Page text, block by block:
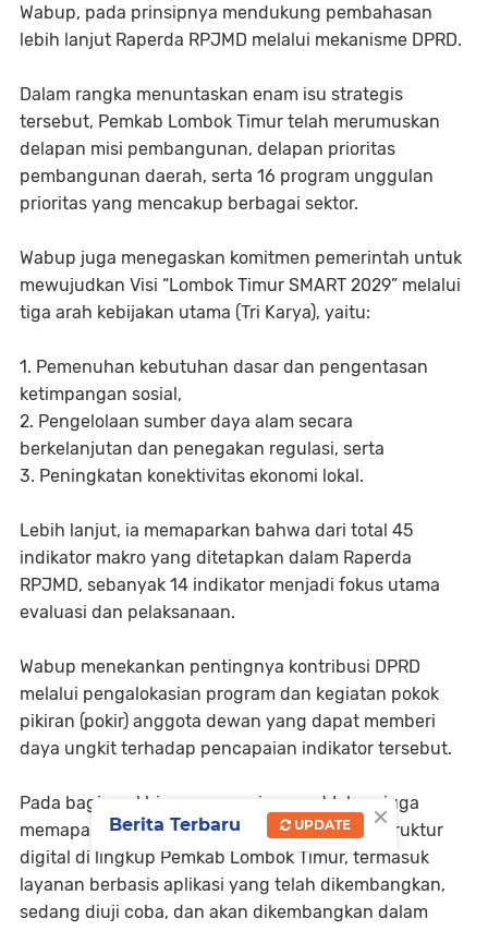
Wabup, pada prinsipnya mendukung pembahasan
lebih lanjut Raperda RPJMD melalui mekanisme DPRD.
Dalam rangka menuntaskan enam isu strategis
tersebut, Pemkab Lombok Timur telah merumuskan
delapan misi pembangunan, delapan prioritas
pembangunan daerah, serta 16 program unggulan
prioritas yang mencakup berbagai sektor.
Wabup juga menegaskan komitmen pemerintah untuk
mewujudkan Visi “Lombok Timur SMART 2029” melalui
tiga arah kebijakan utama (Tri Karya), yaitu:
1. Pemenuhan kebutuhan dasar dan pengentasan
ketimpangan sosial,
2. Pengelolaan sumber daya alam secara
berkelanjutan dan penegakan regulasi, serta
3. Peningkatan konektivitas ekonomi lokal.
Lebih lanjut, ia memaparkan bahwa dari total 45
indikator makro yang ditetapkan dalam Raperda
RPJMD, sebanyak 14 indikator menjadi fokus utama
evaluasi dan pelaksanaan.
Wabup menekankan pentingnya kontribusi DPRD
melalui pengalokasian program dan kegiatan pokok
pikiran (pokir) anggota dewan yang dapat memberi
daya ungkit terhadap pencapaian indikator tersebut.
Pada bagian akhir penyampaiannya, Wabup juga
memaparkan kemajuan pembangunan infrastruktur
digital di lingkup Pemkab Lombok Timur, termasuk
layanan berbasis aplikasi yang telah dikembangkan,
sedang diuji coba, dan akan dikembangkan dalam
×
Berita Terbaru UPDATE